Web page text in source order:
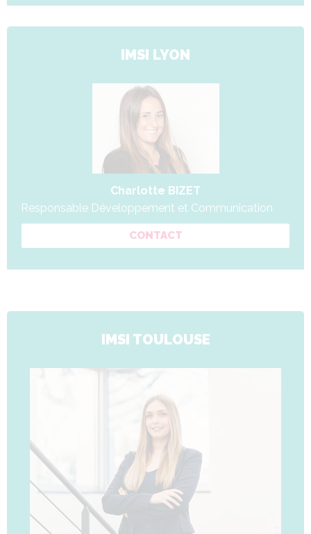
IMSI LYON
Charlotte BIZET
Responsable Développement et Communication
CONTACT
IMSI TOULOUSE